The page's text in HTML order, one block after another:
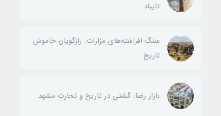
تایباد
سنگ افراشته‌های مزارات: رازگویان خاموش
تاریخ
بازار رضا: گشتی در تاریخ و تجارت مشهد